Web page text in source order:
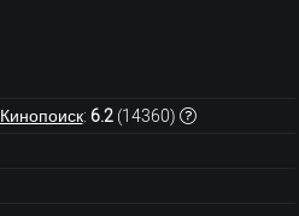
Кинопоиск: 6.2(14360)